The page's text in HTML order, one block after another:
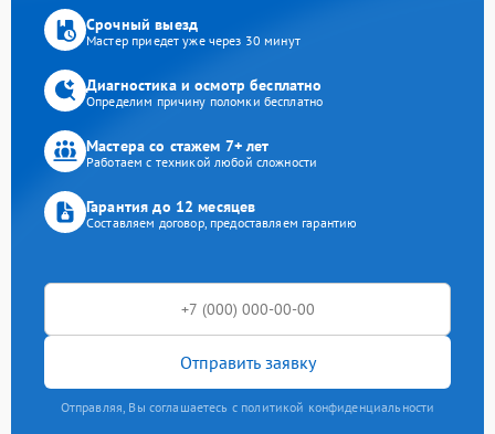
Срочный выезд
Мастер приедет уже через 30 минут
Диагностика и осмотр бесплатно
Определим причину поломки бесплатно
Мастера со стажем 7+ лет
Работаем с техникой любой сложности
Гарантия до 12 месяцев
Составляем договор, предоставляем гарантию
Отправить заявку
Отправляя, Вы соглашаетесь с политикой конфиденциальности